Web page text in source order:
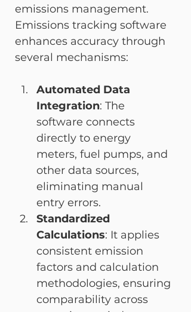
emissions management.
Emissions tracking software
enhances accuracy through
several mechanisms:
Automated Data
Integration: The
software connects
directly to energy
meters, fuel pumps, and
other data sources,
eliminating manual
entry errors.
Standardized
Calculations: It applies
consistent emission
factors and calculation
methodologies, ensuring
comparability across